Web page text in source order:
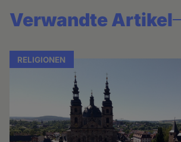
Verwandte Artikel
RELIGIONEN